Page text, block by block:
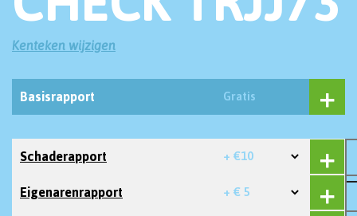
Kenteken wijzigen
Basisrapport Gratis
Schaderapport + €10
Eigenarenrapport + € 5